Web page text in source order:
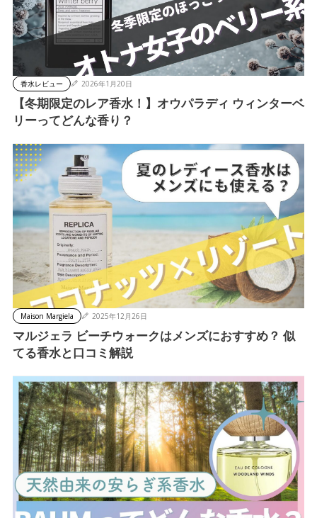
香水レビュー 2026年1月20日
【冬期限定のレア香水！】オウパラディ ウィンターベ
リーってどんな香り？
Maison Margiela 2025年12月26日
マルジェラ ビーチウォークはメンズにおすすめ？ 似
てる香水と口コミ解説